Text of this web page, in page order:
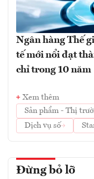
Ngân hàng Thế
tế mới nổi đạt
chỉ trong 10 năm
Xem thêm
Sản phẩm - Thị
Dịch vụ số
Đừng bỏ lỡ